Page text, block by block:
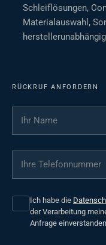
Schleiflösungen,
Materialauswahl,
RÜCKRUF ANFORDERN
Ihr Name
Ihre Telefonnummer
Ich habe die
der Verarbeitung
Anfrage